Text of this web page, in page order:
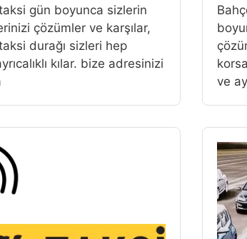
gün boyunca sizlerin
çözümler ve karşılar,
durağı sizleri hep
kılar. bize adresinizi
ve